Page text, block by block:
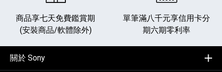
商品享七天免費鑑賞期
(安裝商品/軟體除外)
單筆滿八千元享信用卡分
期六期零利率
關於 Sony